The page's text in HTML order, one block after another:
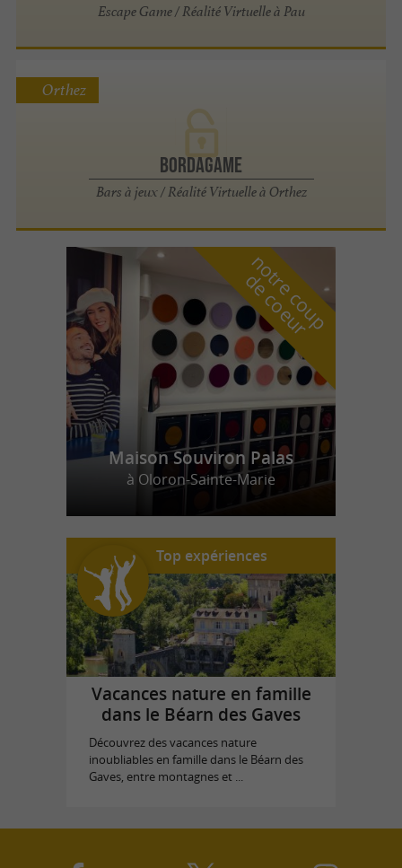
Escape Game / Réalité Virtuelle à Pau
BordaGame
Bars à jeux / Réalité Virtuelle à Orthez
Orthez
n
o
t
r
e
c
o
u
p
d
e
c
o
e
u
r
Maison Souviron Palas
à Oloron-Sainte-Marie
Top expériences
Vacances nature en famille
dans le Béarn des Gaves
Découvrez des vacances nature
inoubliables en famille dans le Béarn des
Gaves, entre montagnes et ...